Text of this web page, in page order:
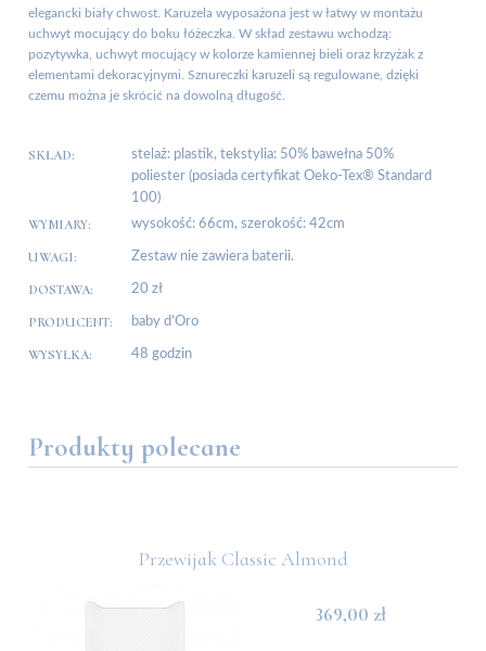
elegancki biały chwost. Karuzela wyposażona jest w łatwy w montażu
uchwyt mocujący do boku łóżeczka. W skład zestawu wchodzą:
pozytywka, uchwyt mocujący w kolorze kamiennej bieli oraz krzyżak z
elementami dekoracyjnymi. Sznureczki karuzeli są regulowane, dzięki
czemu można je skrócić na dowolną długość.
SKŁAD:
stelaż: plastik, tekstylia: 50% bawełna 50%
poliester (posiada certyfikat Oeko-Tex® Standard
100)
WYMIARY: wysokość: 66cm, szerokość: 42cm
UWAGI: Zestaw nie zawiera baterii.
DOSTAWA: 20 zł
PRODUCENT: baby d’Oro
WYSYŁKA: 48 godzin
Produkty polecane
Przewijak Classic Almond
369,00 zł